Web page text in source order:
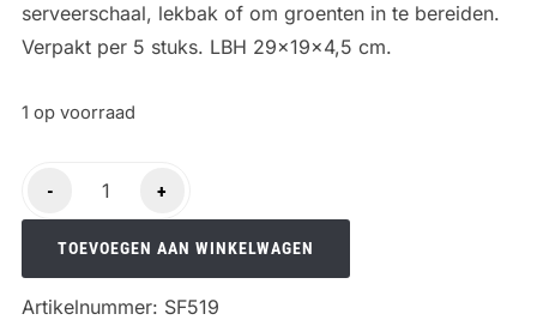
serveerschaal, lekbak of om groenten in te bereiden.
Verpakt per 5 stuks. LBH 29x19x4,5 cm.
1 op voorraad
-
Flavours
Aluminium
bakken
5
+
TOEVOEGEN AAN WINKELWAGEN
Artikelnummer: SF519